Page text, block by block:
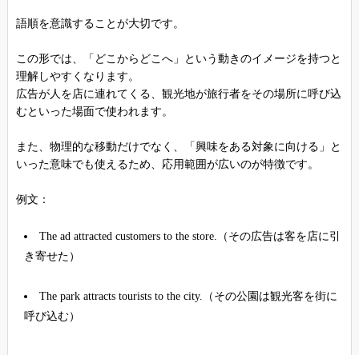
語順を意識することが大切です。
この形では、「どこからどこへ」という動きのイメージを持つと
理解しやすくなります。
広告が人を店に連れてくる、観光地が旅行者をその場所に呼び込
むといった場面で使われます。
また、物理的な移動だけでなく、「興味をある対象に向ける」と
いった意味でも使えるため、応用範囲が広いのが特徴です。
例文：
The ad attracted customers to the store.（その広告は客を店に引
き寄せた）
The park attracts tourists to the city.（その公園は観光客を街に
呼び込む）